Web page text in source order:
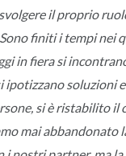
il proprio
finiti i tempi nei
in fiera si
soluzioni
si è ristabilito
mai